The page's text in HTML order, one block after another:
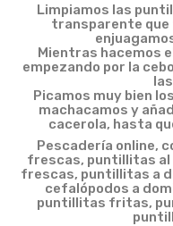
Limpiamos las
transparente que
Mientras hacemos
empezando por la
Picamos muy bien
machacamos y
cacerola, hasta
Pescadería online,
frescas, puntillitas al
frescas, puntillitas a
cefalópodos a
puntillitas fritas,